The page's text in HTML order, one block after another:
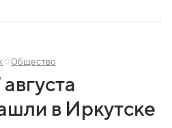
Общество
в Иркутске